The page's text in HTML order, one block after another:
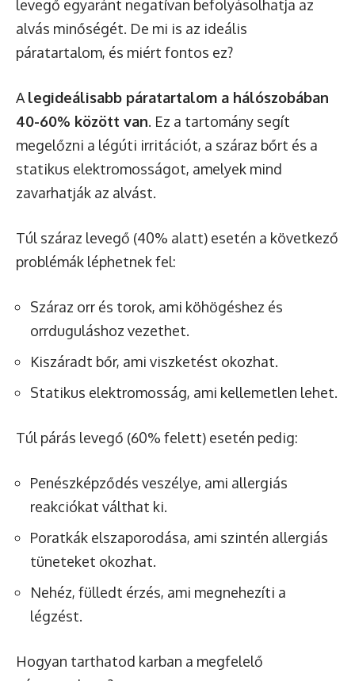
levegő egyaránt negatívan befolyásolhatja az
alvás minőségét. De mi is az ideális
páratartalom, és miért fontos ez?
A legideálisabb páratartalom a hálószobában
40-60% között van. Ez a tartomány segít
megelőzni a légúti irritációt, a száraz bőrt és a
statikus elektromosságot, amelyek mind
zavarhatják az alvást.
Túl száraz levegő (40% alatt) esetén a következő
problémák léphetnek fel:
Száraz orr és torok, ami köhögéshez és
orrduguláshoz vezethet.
Kiszáradt bőr, ami viszketést okozhat.
Statikus elektromosság, ami kellemetlen lehet.
Túl párás levegő (60% felett) esetén pedig:
Penészképződés veszélye, ami allergiás
reakciókat válthat ki.
Poratkák elszaporodása, ami szintén allergiás
tüneteket okozhat.
Nehéz, fülledt érzés, ami megnehezíti a
légzést.
Hogyan tarthatod karban a megfelelő